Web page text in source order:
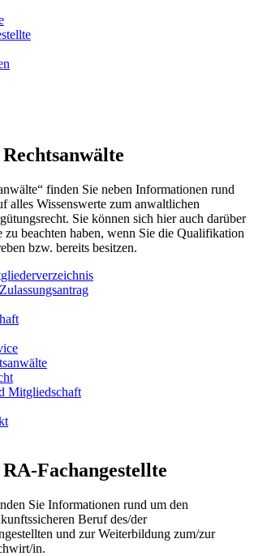
finden Sie neben Informationen rund
alles Wissenswerte zum anwaltlichen
Sie können sich hier auch darüber
zu beachten haben, wenn Sie die Qualifikation
bzw. bereits besitzen.
Mitgliedschaft
Fachangestellte
Sie Informationen rund um den
Beruf des/der
und zur Weiterbildung zum/zur
in.